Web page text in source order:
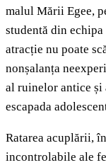
malul Mării Egee,
studentă din
atracție nu poate
nonșalanța
al ruinelor antice
escapada
Ratarea acuplării,
incontrolabile ale